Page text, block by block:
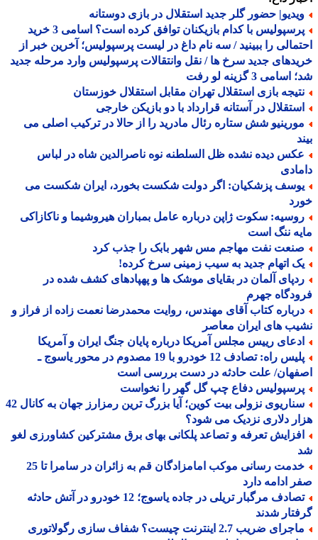
حضور گلر جدید استقلال در بازی دوستانه
پرسپولیس با کدام بازیکنان توافق کرده است؟ اسامی 3 خرید
را ببینید / سه نام داغ در لیست پرسپولیس؛ آخرین خبر از
جدید سرخ ها / نقل وانتقالات پرسپولیس وارد مرحله جدید
3 گزینه لو رفت
بازی استقلال تهران مقابل استقلال خوزستان
در آستانه قرارداد با دو بازیکن خارجی
شش ستاره رئال مادرید را از حالا در ترکیب اصلی می
دیده نشده ظل السلطنه نوه ناصرالدین شاه در لباس
پزشکیان: اگر دولت شکست بخورد، ایران شکست می
سکوت ژاپن درباره عامل بمباران هیروشیما و ناکازاکی
ننگ است
نفت مهاجم مس شهر بابک را جذب کرد
اتهام جدید به سیب زمینی سرخ کرده!
آلمان در بقایای موشک ها و پهپادهای کشف شده در
جهرم
کتاب آقای مهندس، روایت محمدرضا نعمت زاده از فراز و
های ایران معاصر
رییس مجلس آمریکا درباره پایان جنگ ایران و آمریکا
پلیس راه: تصادف 12 خودرو با 19 مصدوم در محور یاسوج ـ
علت حادثه در دست بررسی است
دفاع چپ گل گهر را نخواست
سناریوی نزولی بیت کوین؛ آیا بزرگ ترین رمزارز جهان به کانال 42
دلاری نزدیک می شود؟
تعرفه و تصاعد پلکانی بهای برق مشترکین کشاورزی لغو
خدمت رسانی موکب امامزادگان قم به زائران در سامرا تا 25
ادامه دارد
تصادف مرگبار تریلی در جاده یاسوج؛ 12 خودرو در آتش حادثه
شدند
ماجرای ضریب 2.7 اینترنت چیست؟ شفاف سازی رگولاتوری